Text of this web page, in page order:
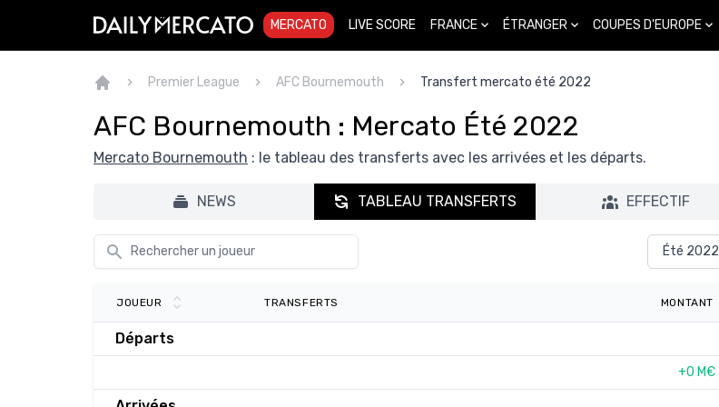
MERCATO LIVE SCORE FRANCE ÉTRANGER COUPES D'EUROPE
Premier League AFC Bournemouth Transfert mercato été 2022
AFC Bournemouth : Mercato Été 2022
Mercato Bournemouth : le tableau des transferts avec les arrivées et les départs.
NEWS TABLEAU TRANSFERTS EFFECTIF
Été 2022
JOUEUR TRANSFERTS MONTANT
Départs
+0 M€